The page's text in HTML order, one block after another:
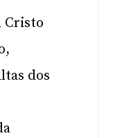
Cristo
dos